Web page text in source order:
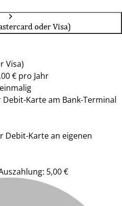
oder Visa)
Visa)
€ pro Jahr
Karte am Bank-Terminal
Debit-Karte an eigenen
5,00 €